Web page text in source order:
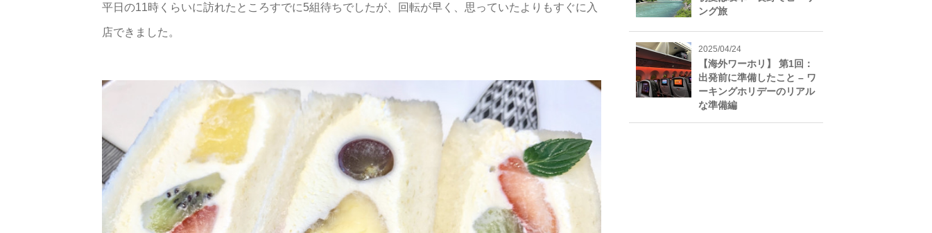
平日の11時くらいに訪れたところすでに5組待ちでしたが、回転が早く、思っていたよりもすぐに入
店できました。
ング旅
2025/04/24
【海外ワーホリ】 第1回：
出発前に準備したこと – ワ
ーキングホリデーのリアル
な準備編